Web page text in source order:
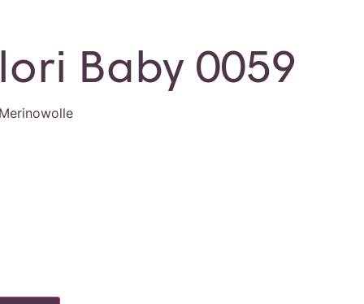
Baby 0059